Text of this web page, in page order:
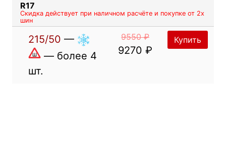
R17
Скидка действует при наличном расчёте и покупке от 2х
шин
215/50 —
— более 4
шт.
9550 ₽
9270 ₽
Купить